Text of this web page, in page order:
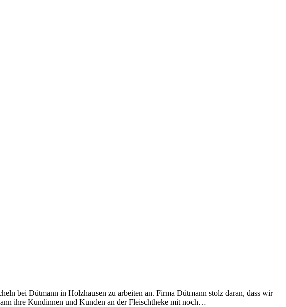
bei Dütmann in Holzhausen zu arbeiten an. Firma Dütmann stolz daran, dass wir
ihre Kundinnen und Kunden an der Fleischtheke mit noch…